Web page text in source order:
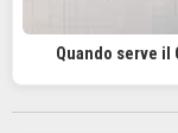
Quando serve